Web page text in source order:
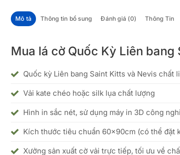
Mô tả Thông tin bổ sung Đánh giá (0) Thông Tin
Mua lá cờ Quốc Kỳ Liên
Quốc kỳ Liên bang Saint Kitts và Nevis chất
Vải kate chéo hoặc silk lụa chất lượng
Hình in sắc nét, sử dụng máy in 3D công
Kích thước tiêu chuẩn 60x90cm (có thể đặt
Xưởng sản xuất cờ vải trực tiếp, tối ưu về